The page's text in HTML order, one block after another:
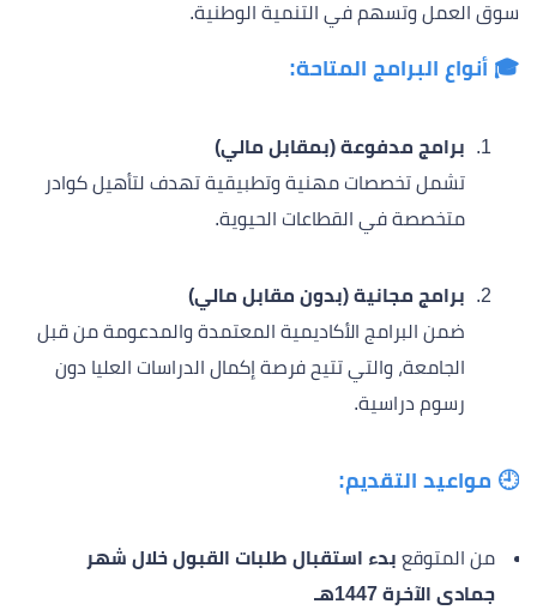
سوق العمل وتسهم في التنمية الوطنية.
🎓 أنواع البرامج المتاحة:
برامج مدفوعة (بمقابل مالي)
تشمل تخصصات مهنية وتطبيقية تهدف لتأهيل كوادر
متخصصة في القطاعات الحيوية.
برامج مجانية (بدون مقابل مالي)
ضمن البرامج الأكاديمية المعتمدة والمدعومة من قبل
الجامعة، والتي تتيح فرصة إكمال الدراسات العليا دون
رسوم دراسية.
🕘 مواعيد التقديم:
من المتوقع بدء استقبال طلبات القبول خلال شهر
جمادى الآخرة 1447هـ